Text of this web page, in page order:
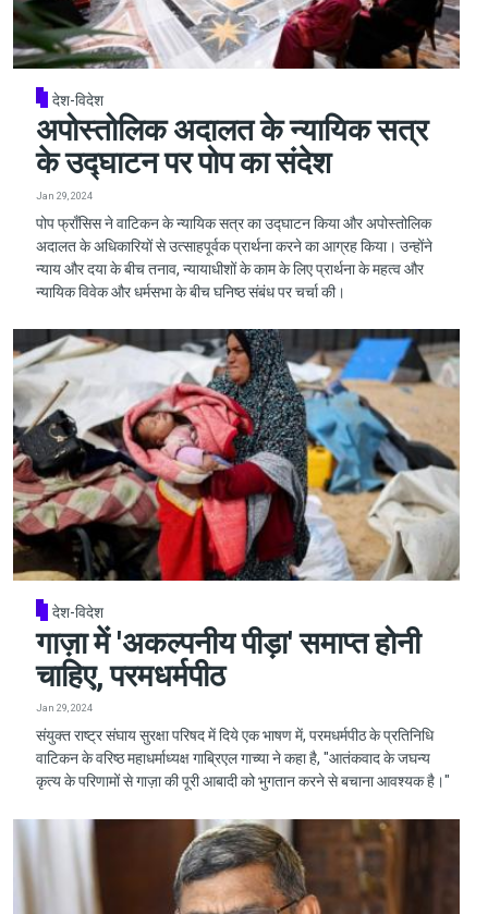
देश-विदेश
अपोस्तोलिक अदालत के न्यायिक सत्र
के उद्घाटन पर पोप का संदेश
Jan 29, 2024
पोप फ्राँसिस ने वाटिकन के न्यायिक सत्र का उद्घाटन किया और अपोस्तोलिक
अदालत के अधिकारियों से उत्साहपूर्वक प्रार्थना करने का आग्रह किया। उन्होंने
न्याय और दया के बीच तनाव, न्यायाधीशों के काम के लिए प्रार्थना के महत्व और
न्यायिक विवेक और धर्मसभा के बीच घनिष्ठ संबंध पर चर्चा की।
देश-विदेश
गाज़ा में 'अकल्पनीय पीड़ा' समाप्त होनी
चाहिए, परमधर्मपीठ
Jan 29, 2024
संयुक्त राष्ट्र संघाय सुरक्षा परिषद में दिये एक भाषण में, परमधर्मपीठ के प्रतिनिधि
वाटिकन के वरिष्ठ महाधर्माध्यक्ष गाब्रिएल गाच्या ने कहा है, "आतंकवाद के जघन्य
कृत्य के परिणामों से गाज़ा की पूरी आबादी को भुगतान करने से बचाना आवश्यक है।"